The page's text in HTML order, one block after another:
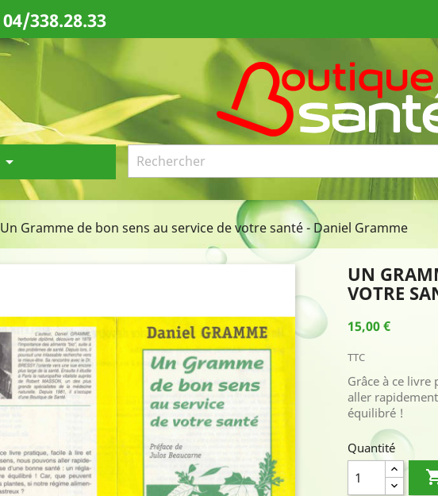
04/338.28.33

Un Gramme de bon sens au service de votre santé - Daniel Gramme
UN
VOTRE
15,00 €
TTC
Grâce à ce
aller
équilibré !
Quantité